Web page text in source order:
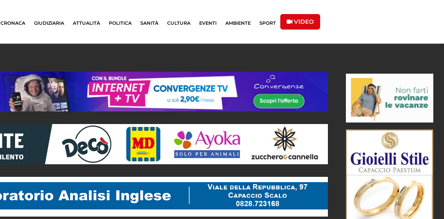
CRONACA GIUDIZIARIA ATTUALITÀ POLITICA SANITÀ CULTURA EVENTI AMBIENTE SPORT VIDEO